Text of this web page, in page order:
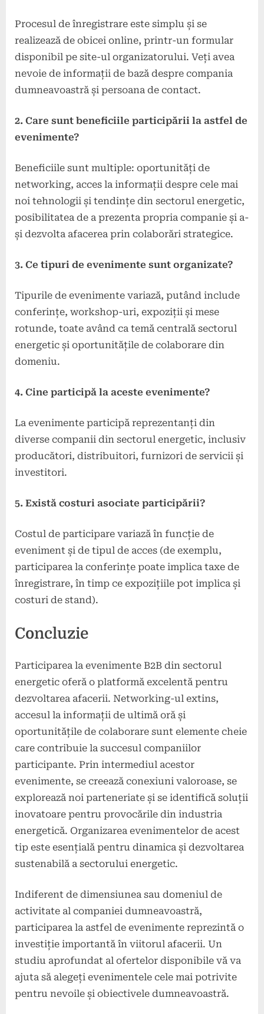
Procesul de înregistrare este simplu și se
realizează de obicei online, printr-un formular
disponibil pe site-ul organizatorului. Veți avea
nevoie de informații de bază despre compania
dumneavoastră și persoana de contact.
2. Care sunt beneficiile participării la astfel de
evenimente?
Beneficiile sunt multiple: oportunități de
networking, acces la informații despre cele mai
noi tehnologii și tendințe din sectorul energetic,
posibilitatea de a prezenta propria companie și a-
și dezvolta afacerea prin colaborări strategice.
3. Ce tipuri de evenimente sunt organizate?
Tipurile de evenimente variază, putând include
conferințe, workshop-uri, expoziții și mese
rotunde, toate având ca temă centrală sectorul
energetic și oportunitățile de colaborare din
domeniu.
4. Cine participă la aceste evenimente?
La evenimente participă reprezentanți din
diverse companii din sectorul energetic, inclusiv
producători, distribuitori, furnizori de servicii și
investitori.
5. Există costuri asociate participării?
Costul de participare variază în funcție de
eveniment și de tipul de acces (de exemplu,
participarea la conferințe poate implica taxe de
înregistrare, în timp ce expozițiile pot implica și
costuri de stand).
Concluzie
Participarea la evenimente B2B din sectorul
energetic oferă o platformă excelentă pentru
dezvoltarea afacerii. Networking-ul extins,
accesul la informații de ultimă oră și
oportunitățile de colaborare sunt elemente cheie
care contribuie la succesul companiilor
participante. Prin intermediul acestor
evenimente, se creează conexiuni valoroase, se
explorează noi parteneriate și se identifică soluții
inovatoare pentru provocările din industria
energetică. Organizarea evenimentelor de acest
tip este esențială pentru dinamica și dezvoltarea
sustenabilă a sectorului energetic.
Indiferent de dimensiunea sau domeniul de
activitate al companiei dumneavoastră,
participarea la astfel de evenimente reprezintă o
investiție importantă în viitorul afacerii. Un
studiu aprofundat al ofertelor disponibile vă va
ajuta să alegeți evenimentele cele mai potrivite
pentru nevoile și obiectivele dumneavoastră.